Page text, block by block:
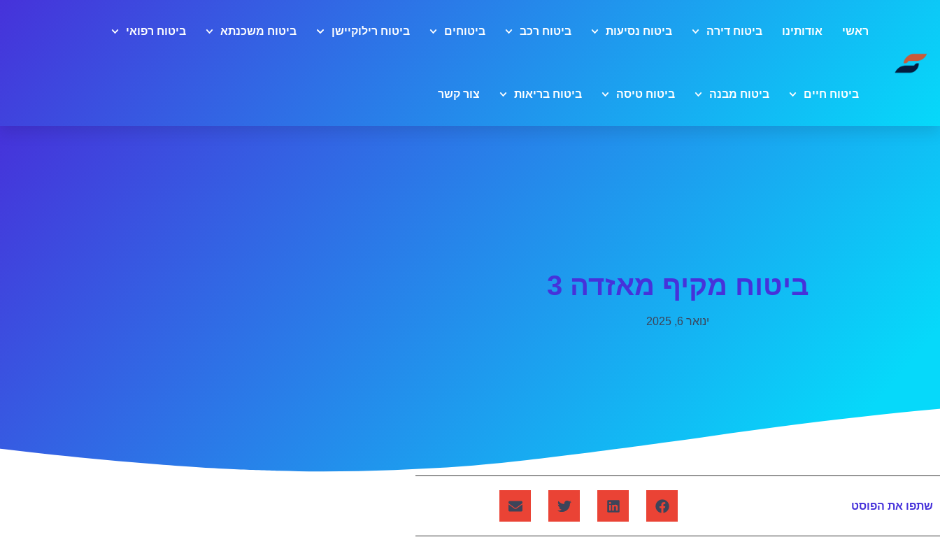
ראשי אודותינו ביטוח דירה ביטוח נסיעות ביטוח רכב ביטוחים ביטוח רילוקיישן ביטוח משכנתא ביטוח רפואי
ביטוח חיים ביטוח מבנה ביטוח טיסה ביטוח בריאות צור קשר
ביטוח מקיף מאזדה 3
ינואר 6, 2025
שתפו את הפוסט